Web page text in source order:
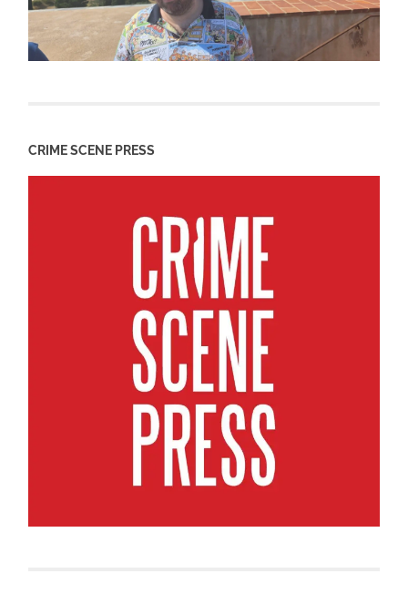
CRIME SCENE PRESS